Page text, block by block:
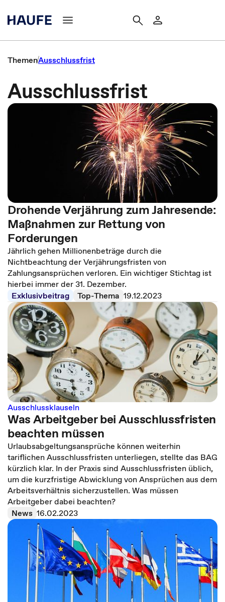
ThemenAusschlussfrist
Ausschlussfrist
Drohende Verjährung zum Jahresende:
Maßnahmen zur Rettung von
Forderungen
Jährlich gehen Millionenbeträge durch die
Nichtbeachtung der Verjährungsfristen von
Zahlungsansprüchen verloren. Ein wichtiger Stichtag ist
hierbei immer der 31. Dezember.
Exklusivbeitrag
Top-Thema 19.12.2023
Ausschlussklauseln
Was Arbeitgeber bei Ausschlussfristen
beachten müssen
Urlaubsabgeltungsansprüche können weiterhin
tariflichen Ausschlussfristen unterliegen, stellte das BAG
kürzlich klar. In der Praxis sind Ausschlussfristen üblich,
um die kurzfristige Abwicklung von Ansprüchen aus dem
Arbeitsverhältnis sicherzustellen. Was müssen
Arbeitgeber dabei beachten?
News 16.02.2023